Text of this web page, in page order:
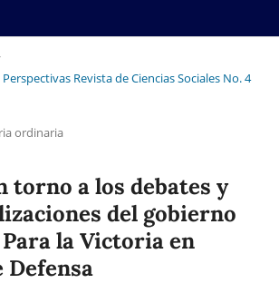
Revista de Ciencias Sociales No. 4
ordinaria
torno a los debates y
del gobierno
la Victoria en
Defensa